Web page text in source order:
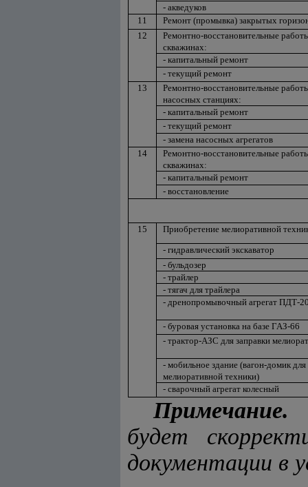
- акведуков
11
Ремонт (промывка) закрытых
12
Ремонтно-восстановительные
скважинах:
- капитальный ремонт
- текущий ремонт
13
Ремонтно-восстановительные
насосных станциях:
- капитальный ремонт
- текущий ремонт
- замена насосных агрегатов
14
Ремонтно-восстановительные
скважинах:
- капитальный ремонт
- восстановление
15
Приобретение мелиоративной
- гидравлический экскаватор
- бульдозер
- трайлер
- тягач для трайлера
- дренопромывочный агрегат ПДТ-
- буровая установка на базе ГАЗ-66
- трактор-АЗС для заправки
- мобильное здание (вагон-домик
мелиоративной техники)
- сварочный агрегат колесный
Примечание.
будет
документации в